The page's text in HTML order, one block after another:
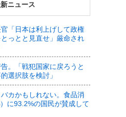
ニュース
「日本は利上げして政権
っとと見直せ」厳命され
。「戦犯国家に戻ろうと
選択肢を検討」
バカかもしれない。食品消
に93.2%の国民が賛成して